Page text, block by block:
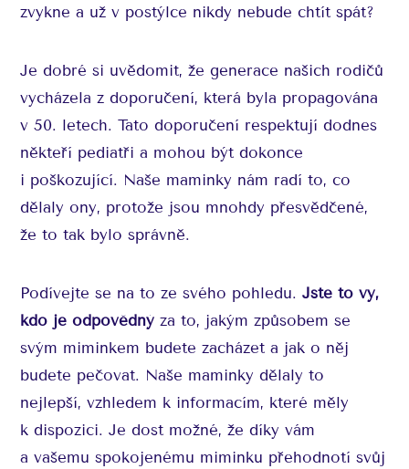
zvykne a už v postýlce nikdy nebude chtít spát?
Je dobré si uvědomit, že generace našich rodičů
vycházela z doporučení, která byla propagována
v 50. letech. Tato doporučení respektují dodnes
někteří pediatři a mohou být dokonce
i poškozující. Naše maminky nám radí to, co
dělaly ony, protože jsou mnohdy přesvědčené,
že to tak bylo správně.
Podívejte se na to ze svého pohledu.Jste to vy,
kdo je odpovědný za to, jakým způsobem se
svým miminkem budete zacházet a jak o něj
budete pečovat. Naše maminky dělaly to
nejlepší, vzhledem k informacím, které měly
k dispozici. Je dost možné, že díky vám
a vašemu spokojenému miminku přehodnotí svůj